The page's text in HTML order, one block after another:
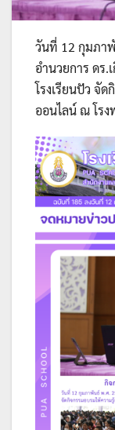
วันที่ 12 กุมภา
อำนวยการ ดร.
โรงเรียนปัว จั
ออนไลน์ ณ โรง